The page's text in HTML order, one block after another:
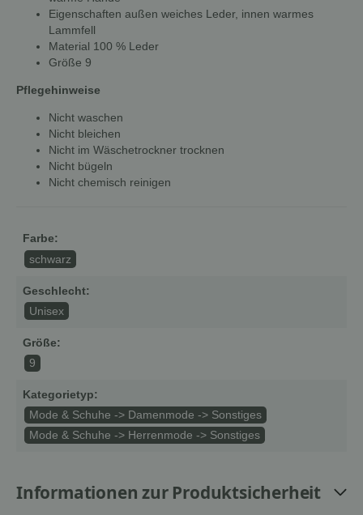
Eigenschaften außen weiches Leder, innen warmes
Lammfell
Material 100 % Leder
Größe 9
Pflegehinweise
Nicht waschen
Nicht bleichen
Nicht im Wäschetrockner trocknen
Nicht bügeln
Nicht chemisch reinigen
Farbe:
schwarz
Geschlecht:
Unisex
Größe:
9
Kategorietyp:
Mode & Schuhe -> Damenmode -> Sonstiges
Mode & Schuhe -> Herrenmode -> Sonstiges
Informationen zur Produktsicherheit